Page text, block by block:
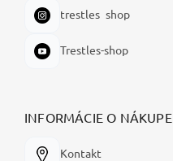
trestles_shop
Trestles-shop
INFORMÁCIE O NÁKUPE
Kontakt